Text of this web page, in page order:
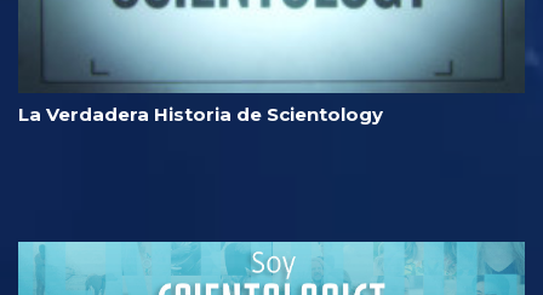
La Verdadera Historia de Scientology